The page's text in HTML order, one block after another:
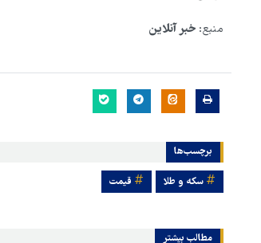
منبع: خبر آنلاین
برچسب‌ها
سکه و طلا قیمت
مطالب بیشتر